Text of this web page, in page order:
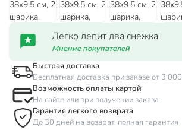
Легко лепит два снежка
Мнение покупателей
Быстрая доставка
Бесплатная доставка при заказе от 3
Возможность оплаты картой
На сайте или при получении заказа
Гарантия легкого возврата
До 30 дней на возврат, полная гарантия